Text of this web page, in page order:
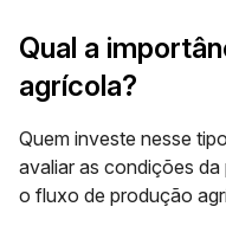
Qual a
agrícola?
Quem investe nesse
avaliar as condições
o fluxo de produção